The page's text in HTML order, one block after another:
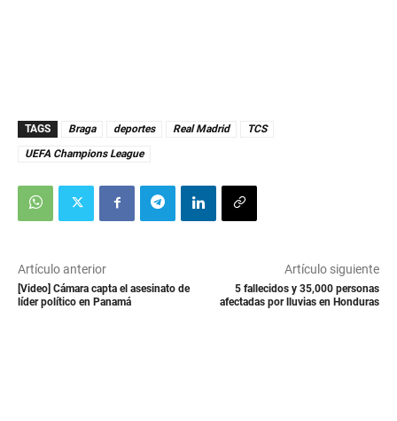
TAGS Braga deportes Real Madrid
TCS
UEFA Champions League
Artículo anterior
[Video] Cámara capta el asesinato de
líder político en Panamá
Artículo siguiente
5 fallecidos y 35,000 personas
afectadas por lluvias en Honduras